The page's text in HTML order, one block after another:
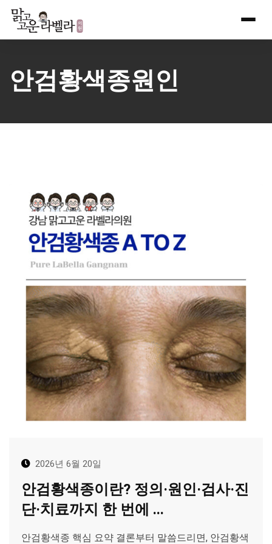
Skip
content
안검황색종원인
2026년 6월 20일
안검황색종이란? 정의·원인·검사·진
단·치료까지 한 번에 ...
안검황색종 핵심 요약 결론부터 말씀드리면, 안검황색